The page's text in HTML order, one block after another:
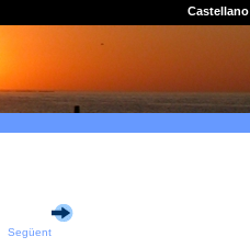
Castellano
Següent